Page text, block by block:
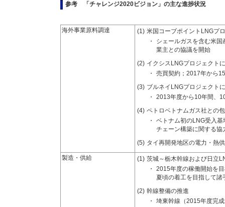
参考 「チャレンジ2020ビジョン」の主な進捗状況
海外事業原料調達 (1) 米国コーブポイントLNGプ
・
シェールガスを含む米
業主との協議を開始
(2) イクシスLNGプロジェクト
・
売買契約；2017年から
(3) ブルネイLNGプロジェクト
・
2013年度から10年間、
(4) ペトロベトナムガス社との
・
ベトナム初のLNG受入
チェーン構築に関する協
(5) タイ再開発地区の電力・熱
製造・供給 (1) 茨城～栃木幹線および日立
・
2015年度の稼働開始を
夏頃の着工を目指して諸
(2) 幹線整備の推進
・
埼東幹線（2015年度完